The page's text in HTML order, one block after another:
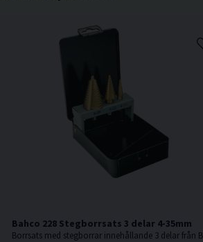
Bahco 228 Stegborrsats 3 delar 4-35mm